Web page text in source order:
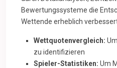
Bewertungssysteme die
Wettende erheblich
Wettquotenvergleich:
zu identifizieren
Spieler-Statistiken: Um